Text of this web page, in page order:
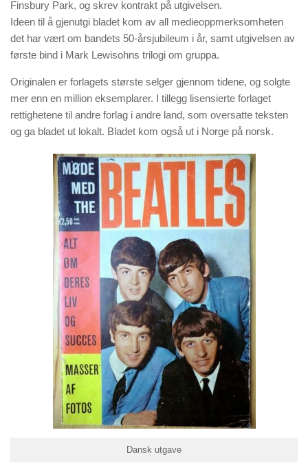
Finsbury Park, og skrev kontrakt på utgivelsen.
Ideen til å gjenutgi bladet kom av all medieoppmerksomheten
det har vært om bandets 50-årsjubileum i år, samt utgivelsen av
første bind i Mark Lewisohns trilogi om gruppa.
Originalen er forlagets største selger gjennom tidene, og solgte
mer enn en million eksemplarer. I tillegg lisensierte forlaget
rettighetene til andre forlag i andre land, som oversatte teksten
og ga bladet ut lokalt. Bladet kom også ut i Norge på norsk.
Dansk utgave